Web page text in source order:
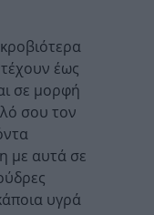
έως
σε μορφή
σου τον
με αυτά σε
υγρά